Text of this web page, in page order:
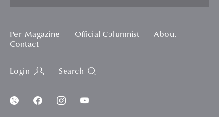
Pen Magazine Official Columnist
About
Contact
Login Search